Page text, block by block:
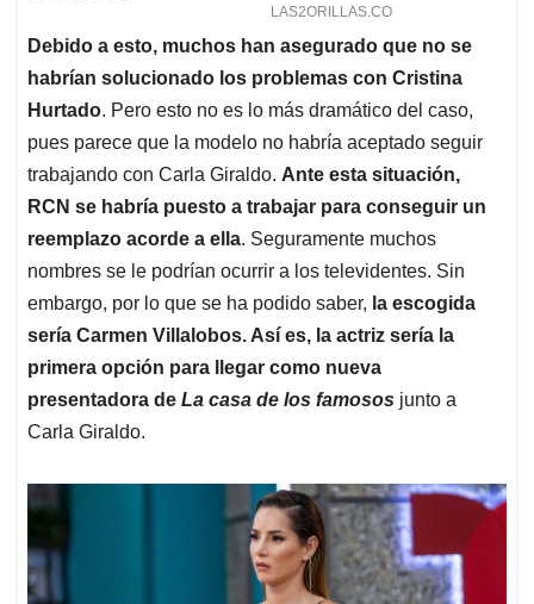
Debido a esto, muchos han asegurado que no se
habrían solucionado los problemas con Cristina
Hurtado. Pero esto no es lo más dramático del caso,
pues parece que la modelo no habría aceptado seguir
trabajando con Carla Giraldo. Ante esta situación,
RCN se habría puesto a trabajar para conseguir un
reemplazo acorde a ella. Seguramente muchos
nombres se le podrían ocurrir a los televidentes. Sin
embargo, por lo que se ha podido saber, la escogida
sería Carmen Villalobos. Así es, la actriz sería la
primera opción para llegar como nueva
presentadora de La casa de los famosos junto a
Carla Giraldo.